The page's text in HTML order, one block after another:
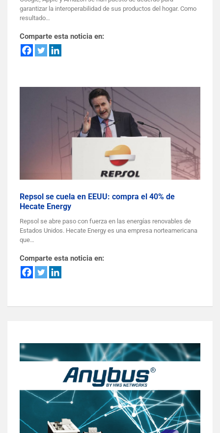
garantizar la interoperabilidad de sus productos del hogar. Como
resultado…
Comparte esta noticia en:
Repsol se cuela en EEUU: compra el 40% de
Hecate Energy
Repsol se abre paso con fuerza en las energías renovables de
Estados Unidos. Hecate Energy es una empresa norteamericana
que…
Comparte esta noticia en: